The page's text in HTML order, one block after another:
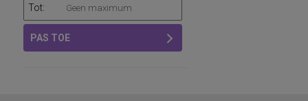
Tot:
PAS TOE